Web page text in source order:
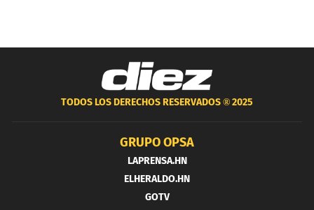
TODOS LOS DERECHOS RESERVADOS ®2025
GRUPO OPSA
LAPRENSA.HN
ELHERALDO.HN
GOTV